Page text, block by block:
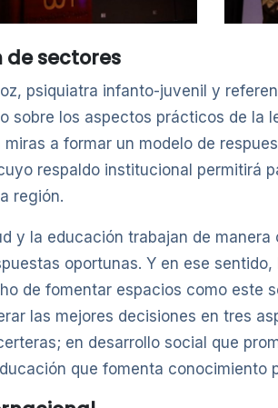
sectores
psiquiatra infanto-juvenil y
sobre los aspectos prácticos de la
a formar un modelo de
respaldo institucional permitirá
región.
y la educación trabajan de
oportunas. Y en ese
de fomentar espacios como este
las mejores decisiones en tres
en desarrollo social que
que fomenta conocimiento